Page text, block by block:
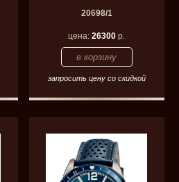
20698/1
цена:26300 р.
запросить цену со скидкой